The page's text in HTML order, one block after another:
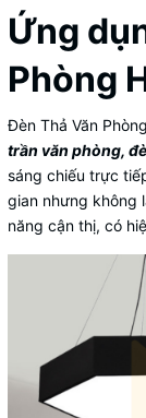
Ứng
Phòng
Đèn Thả Văn Phòng
trần văn phòng,
sáng chiếu trực
gian nhưng không
năng cận thị, có